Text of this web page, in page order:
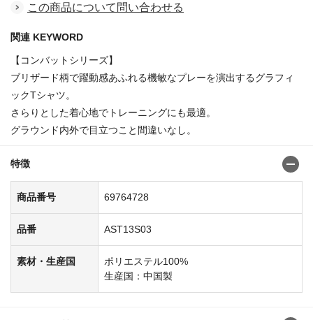
この商品について問い合わせる
関連 KEYWORD
【コンバットシリーズ】
ブリザード柄で躍動感あふれる機敏なプレーを演出するグラフィ
ックTシャツ。
さらりとした着心地でトレーニングにも最適。
グラウンド内外で目立つこと間違いなし。
特徴
商品番号 69764728
品番 AST13S03
素材・生産国
ポリエステル100%
生産国：中国製